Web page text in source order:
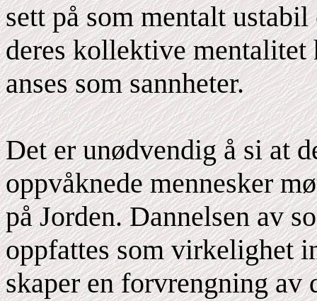
sett på som mentalt
deres kollektive
anses som sannheter.
Det er unødvendig å si at
oppvåknede mennesker
på Jorden. Dannelsen av
oppfattes som virkelighet
skaper en forvrengning av